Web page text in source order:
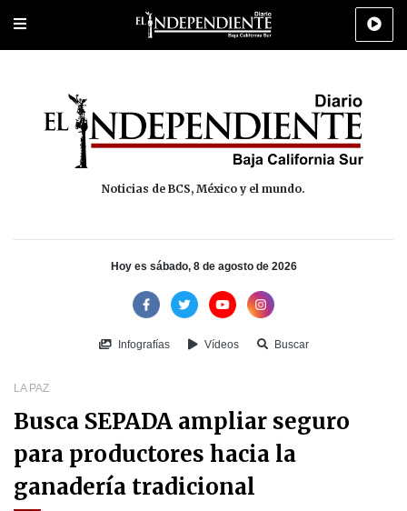
Portada Los Cabos Policiaca Deportes Cultura
Noticias de BCS, México y el mundo.
Hoy es sábado, 8 de agosto de 2026
Infografías Vídeos Buscar
LA PAZ
Busca SEPADA ampliar seguro
para productores hacia la
ganadería tradicional